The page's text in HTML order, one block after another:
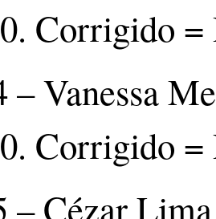
Corrigido =
Vanessa
Corrigido =
Cézar